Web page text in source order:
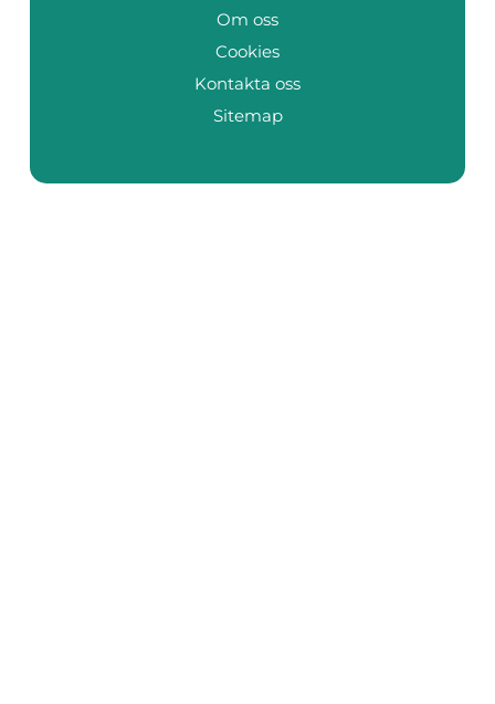
Om oss
Cookies
Kontakta oss
Sitemap